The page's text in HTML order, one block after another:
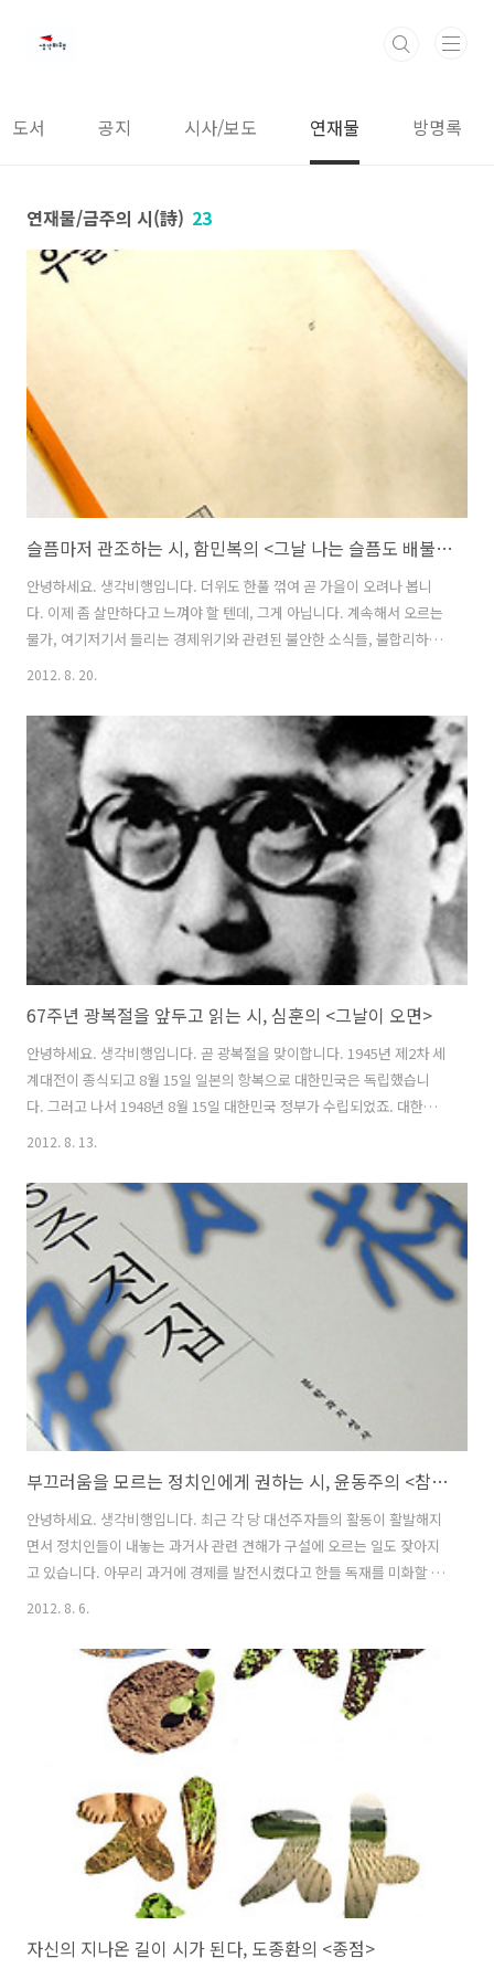
도서 공지 시사/보도 연재물 방명록
연재물/금주의 시(詩) 23
슬픔마저 관조하는 시, 함민복의 <그날 나는 슬픔도 배불렀다>
안녕하세요. 생각비행입니다. 더위도 한풀 꺾여 곧 가을이 오려나 봅니
다. 이제 좀 살만하다고 느껴야 할 텐데, 그게 아닙니다. 계속해서 오르는
물가, 여기저기서 들리는 경제위기와 관련된 불안한 소식들, 불합리하고
부조리한 사건들만 보도하는 뉴스와 신문 때문에 국민의 속마음은 부글
좀처럼 찾지 못하고 있습니다. 반값 등록금 논의는 소리소문없이 증발했
고, 중국과 FTA를 한다는 소식만 무성할 뿐 잘나가는 공기업을 민영화하
겠다는 이야기는 어떻게 진행되고 있는지 알려주는 언론이 없네요. 노동
자를 탄압하는 사설 용역회사의 문제, 제주 해군기지를 반대하는 목소리
와 현장의 투쟁상황을 주요 언론이 외면하는 가운데 여름이 가고 가을로
접어드는군요. 누..
2012. 8. 20.
67주년 광복절을 앞두고 읽는 시, 심훈의 <그날이 오면>
안녕하세요. 생각비행입니다. 곧 광복절을 맞이합니다. 1945년 제2차 세
계대전이 종식되고 8월 15일 일본의 항복으로 대한민국은 독립했습니
다. 그러고 나서 1948년 8월 15일 대한민국 정부가 수립되었죠. 대한민
국 정부는 일제에서 벗어난 날과 독립국으로 정부가 수립된 날을 기념하
일을 광복절이라 하고 국경일로 지정했습니다. 광복절의 '광복(光復)'은
'빛을 되찾다'는 뜻으로 잃었던 국권의 회복을 뜻합니다. 1930년 3월 1
일을 기념하여 소설가로 알려진 심훈이 이라는 시를 썼는데요, 조국의 광
복을 기원하는 간절한 마음을 느낄 수 있습니다. 그날이 오면 그날이 오
면 그날이 오며는 삼각산三角山 일어나 더덩실 춤이라도 추고 한강..
2012. 8. 13.
부끄러움을 모르는 정치인에게 권하는 시, 윤동주의 <참회록>
안녕하세요. 생각비행입니다. 최근 각 당 대선주자들의 활동이 활발해지
면서 정치인들이 내놓는 과거사 관련 견해가 구설에 오르는 일도 잦아지
고 있습니다. 아무리 과거에 경제를 발전시켰다고 한들 독재를 미화할 수
는 없는 법입니다. 역사에서 가정이 있을 수 없겠지만 군사독재 시기를
경제적으로 발전된 나라가 될 수 있었을 겁니다. 그런데 5.16 군사쿠데타
를 혁명이라고 생각하는 정치인이 여권의 유력한 대권주자라니 역사의
시곗바늘이 거꾸로 가고 있는 것 같아 끔찍합니다. 위안부와 강제징용이
합법적이었다고 말하는 일본 우익의 역사 인식과 무엇이 다른지 묻고 싶
습니다. 역사의 향방을 걱정해야 하는 이때에 윤동주의 시 한 편이 떠오
2012. 8. 6.
자신의 지나온 길이 시가 된다, 도종환의 <종점>